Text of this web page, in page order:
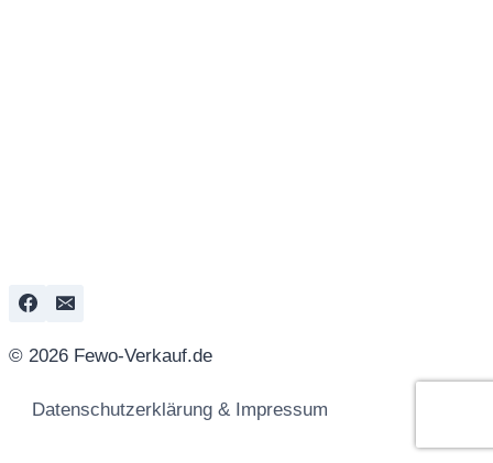
© 2026 Fewo-Verkauf.de
Datenschutzerklärung & Impressum